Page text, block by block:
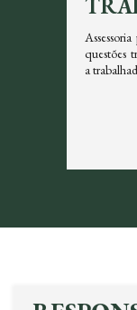
questões
a